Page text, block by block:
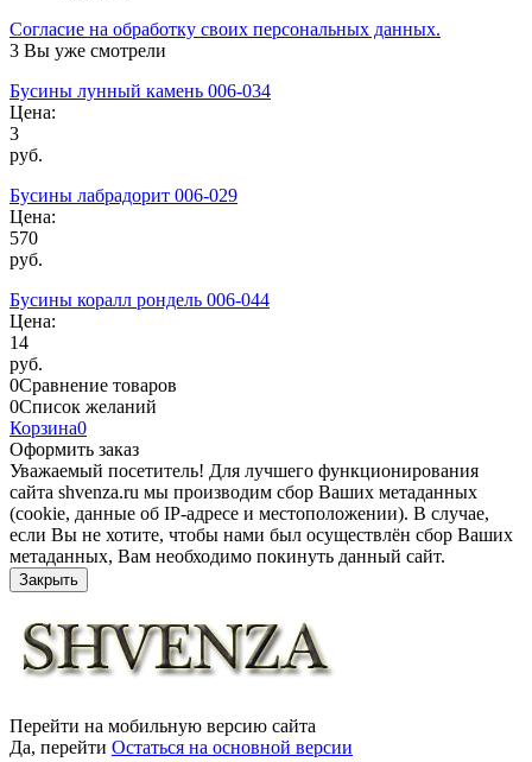
Согласие на обработку своих персональных данных.
3 Вы уже смотрели
Бусины лунный камень 006-034
Цена:
3
руб.
Бусины лабрадорит 006-029
Цена:
570
руб.
Бусины коралл рондель 006-044
Цена:
14
руб.
0Сравнение товаров
0Список желаний
Корзина0
Оформить заказ
Уважаемый посетитель! Для лучшего функционирования
сайта shvenza.ru мы производим сбор Ваших метаданных
(cookie, данные об IP-адресе и местоположении). В случае,
если Вы не хотите, чтобы нами был осуществлён сбор Ваших
метаданных, Вам необходимо покинуть данный сайт.
Закрыть
Перейти на мобильную версию сайта
Да, перейти Остаться на основной версии